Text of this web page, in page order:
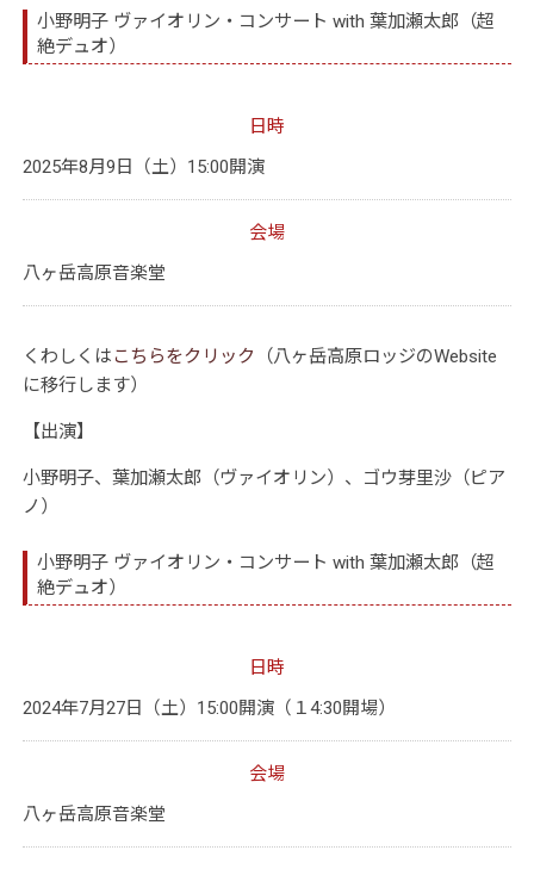
小野明子 ヴァイオリン・コンサート with 葉加瀬太郎（超
絶デュオ）
日時
2025年8月9日（土）15:00開演
会場
八ヶ岳高原音楽堂
くわしくはこちらをクリック
（八ヶ岳高原ロッジのWebsite
に移行します）
【出演】
小野明子、葉加瀬太郎（ヴァイオリン）、ゴウ芽里沙（ピア
ノ）
小野明子 ヴァイオリン・コンサート with 葉加瀬太郎（超
絶デュオ）
日時
2024年7月27日（土）15:00開演（１4:30開場）
会場
八ヶ岳高原音楽堂